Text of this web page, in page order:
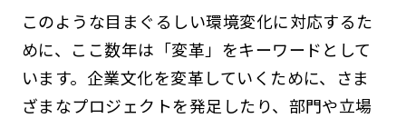
このような目まぐるしい環境変化に対応するた
めに、ここ数年は「変革」をキーワードとして
います。企業文化を変革していくために、さま
ざまなプロジェクトを発足したり、部門や立場